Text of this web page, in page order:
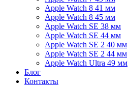
Apple Watch 8 41 мм
Apple Watch 8 45 мм
Apple Watch SE 38 мм
Apple Watch SE 44 мм
Apple Watch SE 2 40 мм
Apple Watch SE 2 44 мм
Apple Watch Ultra 49 мм
Блог
Контакты